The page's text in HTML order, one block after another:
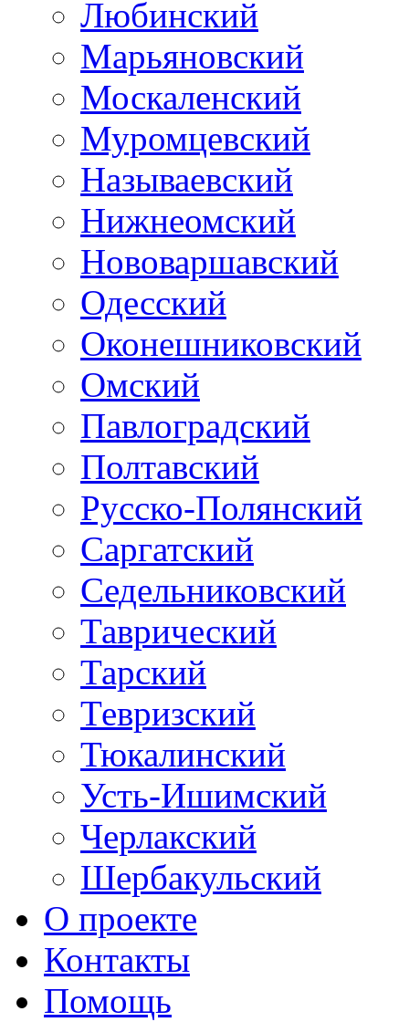
Любинский
Марьяновский
Москаленский
Муромцевский
Называевский
Нижнеомский
Нововаршавский
Одесский
Оконешниковский
Омский
Павлоградский
Полтавский
Русско-Полянский
Саргатский
Седельниковский
Таврический
Тарский
Тевризский
Тюкалинский
Усть-Ишимский
Черлакский
Шербакульский
О проекте
Контакты
Помощь